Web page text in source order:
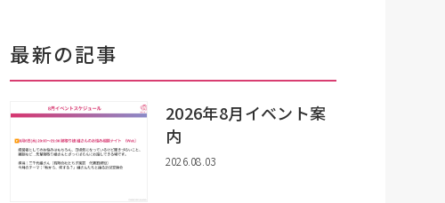
最新の記事
2026年8月イベント案
内
2026.08.03